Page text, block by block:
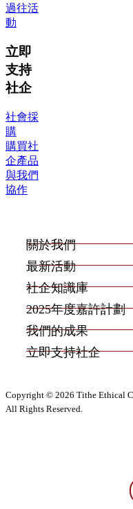
過往活
動
立即
支持
社企
社會採
購
購買社
企產品
與我們
協作
關於我們
最新活動
社企知識庫
2025年度嘉許計劃
我們的成果
立即支持社企
Copyright © 2026 Tithe Ethical
All Rights Reserved.